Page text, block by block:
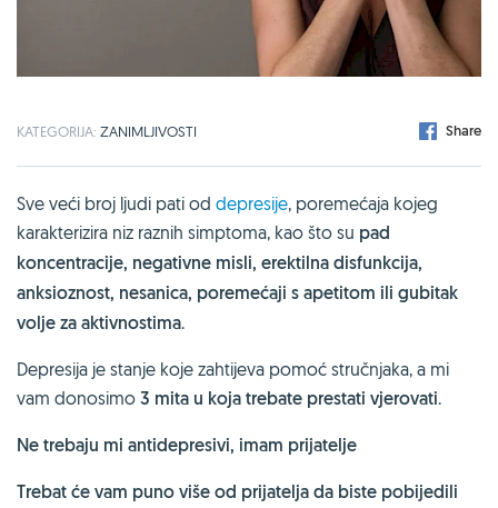
KATEGORIJA: ZANIMLJIVOSTI Share
Sve veći broj ljudi pati od depresije, poremećaja kojeg
karakterizira niz raznih simptoma, kao što su pad
koncentracije, negativne misli, erektilna disfunkcija,
anksioznost, nesanica, poremećaji s apetitom ili gubitak
volje za aktivnostima.
Depresija je stanje koje zahtijeva pomoć stručnjaka, a mi
vam donosimo 3 mita u koja trebate prestati vjerovati.
Ne trebaju mi antidepresivi, imam prijatelje
Trebat će vam puno više od prijatelja da biste pobijedili